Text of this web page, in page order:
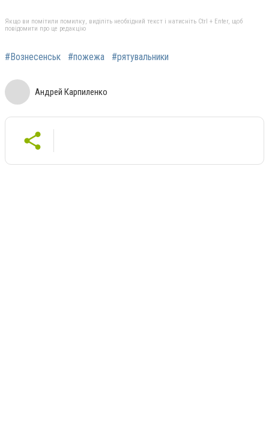
Якщо ви помітили помилку, виділіть необхідний текст і натисніть Ctrl + Enter, щоб
повідомити про це редакцію
#Вознесенськ #пожежа #рятувальники
Андрей Карпиленко